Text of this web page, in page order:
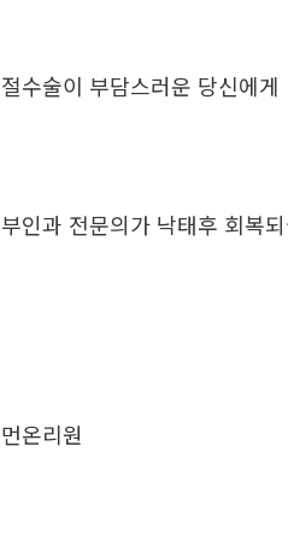
수술이 부담스러운 당신에게
인과 전문의가 낙태후 회복
온리원